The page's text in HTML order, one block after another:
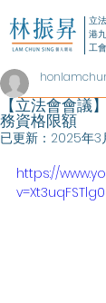
立
港
工
【立法會會議
務資格限額
已更新： 2025年3
https://
v=Xt3uqFSTlg0